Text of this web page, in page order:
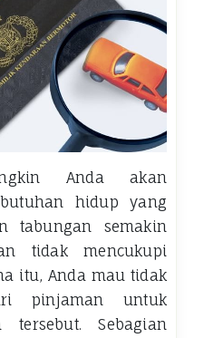
Anda akan
hidup yang
tabungan semakin
tidak mencukupi
itu, Anda mau tidak
pinjaman untuk
tersebut. Sebagian